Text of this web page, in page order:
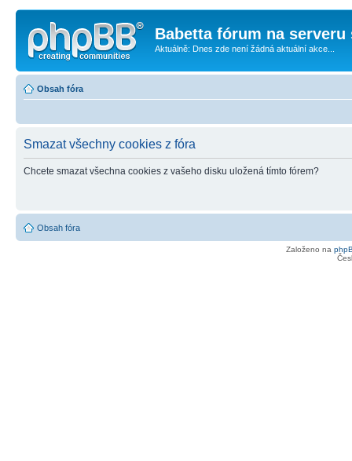
Babetta fórum na serveru
Aktuálně: Dnes zde není žádná aktuální akce...
Obsah fóra
Smazat všechny cookies z fóra
Chcete smazat všechna cookies z vašeho disku uložená tímto fórem?
Obsah fóra
Založeno na